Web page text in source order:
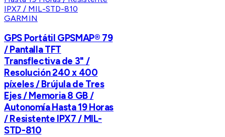
GARMIN
GPS Portátil GPSMAP® 79
/ Pantalla TFT
Transflectiva de 3" /
Resolución 240 x 400
píxeles / Brújula de Tres
Ejes / Memoria 8 GB /
Autonomía Hasta 19 Horas
/ Resistente IPX7 / MIL-
STD-810